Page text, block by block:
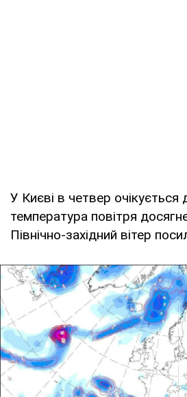
У Києві в четвер
температура повітря
Північно-західний вітер